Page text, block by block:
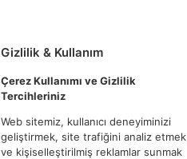
Gizlilik & Kullanım
Çerez Kullanımı ve Gizlilik
Tercihleriniz
Web sitemiz, kullanıcı deneyiminizi
geliştirmek, site trafiğini analiz etmek
ve kişiselleştirilmiş reklamlar sunmak